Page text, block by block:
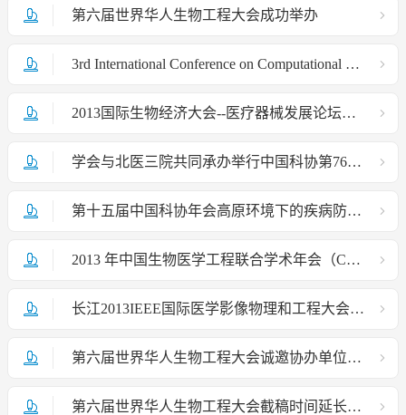
第六届世界华人生物工程大会成功举办
3rd International Conference on Computational & Mathematical Biomedical Engineering (CMBE13)
2013国际生物经济大会--医疗器械发展论坛成功举办
学会与北医三院共同承办举行中国科协第76期新观点新学说学术沙龙
第十五届中国科协年会高原环境下的疾病防治与健康工程论坛在贵州省贵阳市成功举办
2013 年中国生物医学工程联合学术年会（CBME'2013）
长江2013IEEE国际医学影像物理和工程大会暨第七届中国医学影像物理学术年会
第六届世界华人生物工程大会诚邀协办单位——通知
第六届世界华人生物工程大会截稿时间延长至2013年6月1日——通知